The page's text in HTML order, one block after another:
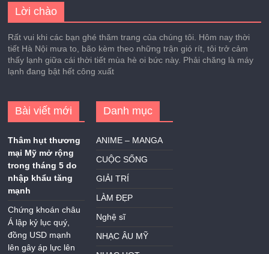
Lời chào
Rất vui khi các bạn ghé thăm trang của chúng tôi. Hôm nay thời
tiết Hà Nội mưa to, bão kèm theo những trận gió rít, tôi trở cảm
thấy lạnh giữa cái thời tiết mùa hè oi bức này. Phải chăng là máy
lạnh đang bật hết công xuất
Bài viết mới
Thâm hụt thương
mại Mỹ mở rộng
trong tháng 5 do
nhập khẩu tăng
mạnh
Chứng khoán châu
Á lập kỷ lục quý,
đồng USD mạnh
lên gây áp lực lên
Danh mục
ANIME – MANGA
CUỘC SỐNG
GIẢI TRÍ
LÀM ĐẸP
Nghệ sĩ
NHẠC ÂU MỸ